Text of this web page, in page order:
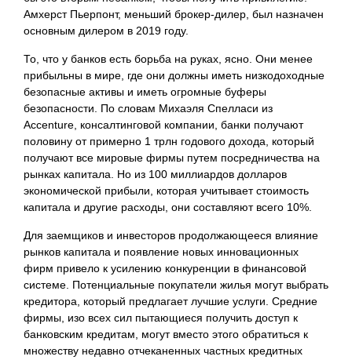
Амхерст Пьерпонт, меньший брокер-дилер, был назначен
основным дилером в 2019 году.
То, что у банков есть борьба на руках, ясно. Они менее
прибыльны в мире, где они должны иметь низкодоходные
безопасные активы и иметь огромные буферы
безопасности. По словам Михаэля Спелласи из
Accenture, консалтинговой компании, банки получают
половину от примерно 1 трлн годового дохода, который
получают все мировые фирмы путем посредничества на
рынках капитала. Но из 100 миллиардов долларов
экономической прибыли, которая учитывает стоимость
капитала и другие расходы, они составляют всего 10%.
Для заемщиков и инвесторов продолжающееся влияние
рынков капитала и появление новых инновационных
фирм привело к усилению конкуренции в финансовой
системе. Потенциальные покупатели жилья могут выбрать
кредитора, который предлагает лучшие услуги. Средние
фирмы, изо всех сил пытающиеся получить доступ к
банковским кредитам, могут вместо этого обратиться к
множеству недавно отчеканенных частных кредитных